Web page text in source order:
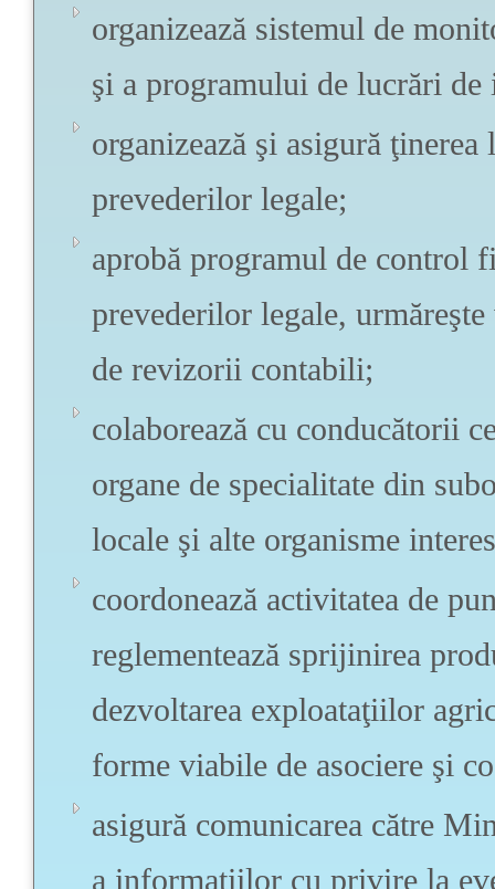
organizează sistemul de
şi a programului de lucrări
organizează şi asigură
prevederilor legale;
aprobă programul de control
prevederilor legale,
de revizorii contabili;
colaborează cu conducătorii
organe de specialitate din
locale şi alte organisme
coordonează activitatea de
reglementează sprijinirea
dezvoltarea exploataţiilor
forme viabile de asociere şi
asigură comunicarea către
a informaţiilor cu privire la